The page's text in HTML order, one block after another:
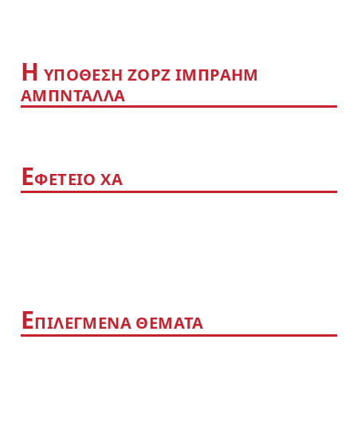
Η YΠΌΘΕΣΗ ΖΟΡΖ ΙΜΠΡΑΉΜ
ΑΜΠΝΤΑΛΛΆ
ΕΦΕΤΕΊΟ ΧΑ
ΕΠΙΛΕΓΜΈΝΑ ΘΈΜΑΤΑ